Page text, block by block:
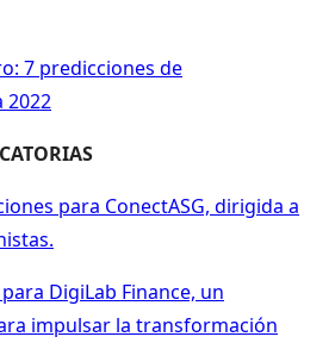
7 predicciones de
2022
para ConectASG, dirigida a
DigiLab Finance, un
impulsar la transformación